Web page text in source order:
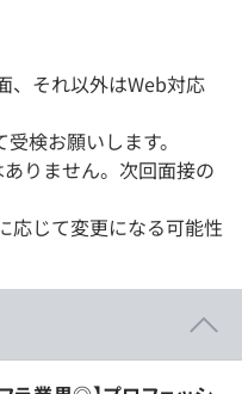
、それ以外はWeb対応
検お願いします。
りません。次回面接の
じて変更になる可能性